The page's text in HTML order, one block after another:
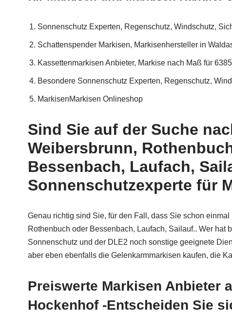
Sonnenschutz Experten, Regenschutz, Windschutz,
Schattenspender Markisen, Markisenhersteller in
Kassettenmarkisen Anbieter, Markise nach Maß für
Besondere Sonnenschutz Experten, Regenschutz,
MarkisenMarkisen Onlineshop
Sind Sie auf der Suche
Weibersbrunn,
Bessenbach, Laufach,
Sonnenschutzexperte für
Genau richtig sind Sie, für den Fall, dass Sie schon
Rothenbuch oder Bessenbach, Laufach, Sailauf.. Wer hat
Sonnenschutz und der DLE2 noch sonstige geeignete
aber eben ebenfalls die Gelenkarmmarkisen kaufen, die
Preiswerte Markisen Anbieter
Hockenhof -Entscheiden Sie